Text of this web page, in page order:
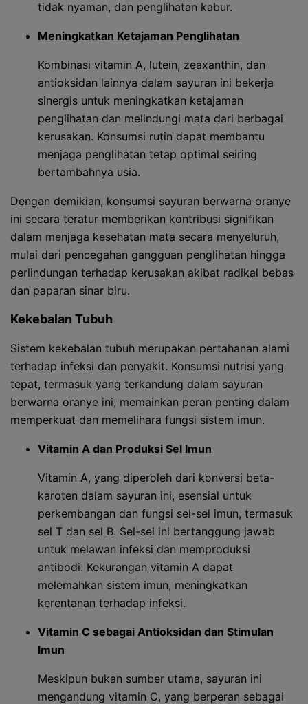
tidak nyaman, dan penglihatan kabur.
Meningkatkan Ketajaman Penglihatan
Kombinasi vitamin A, lutein, zeaxanthin, dan
antioksidan lainnya dalam sayuran ini bekerja
sinergis untuk meningkatkan ketajaman
penglihatan dan melindungi mata dari berbagai
kerusakan. Konsumsi rutin dapat membantu
menjaga penglihatan tetap optimal seiring
bertambahnya usia.
Dengan demikian, konsumsi sayuran berwarna oranye
ini secara teratur memberikan kontribusi signifikan
dalam menjaga kesehatan mata secara menyeluruh,
mulai dari pencegahan gangguan penglihatan hingga
perlindungan terhadap kerusakan akibat radikal bebas
dan paparan sinar biru.
Kekebalan Tubuh
Sistem kekebalan tubuh merupakan pertahanan alami
terhadap infeksi dan penyakit. Konsumsi nutrisi yang
tepat, termasuk yang terkandung dalam sayuran
berwarna oranye ini, memainkan peran penting dalam
memperkuat dan memelihara fungsi sistem imun.
Vitamin A dan Produksi Sel Imun
Vitamin A, yang diperoleh dari konversi beta-
karoten dalam sayuran ini, esensial untuk
perkembangan dan fungsi sel-sel imun, termasuk
sel T dan sel B. Sel-sel ini bertanggung jawab
untuk melawan infeksi dan memproduksi
antibodi. Kekurangan vitamin A dapat
melemahkan sistem imun, meningkatkan
kerentanan terhadap infeksi.
Vitamin C sebagai Antioksidan dan Stimulan
Imun
Meskipun bukan sumber utama, sayuran ini
mengandung vitamin C, yang berperan sebagai